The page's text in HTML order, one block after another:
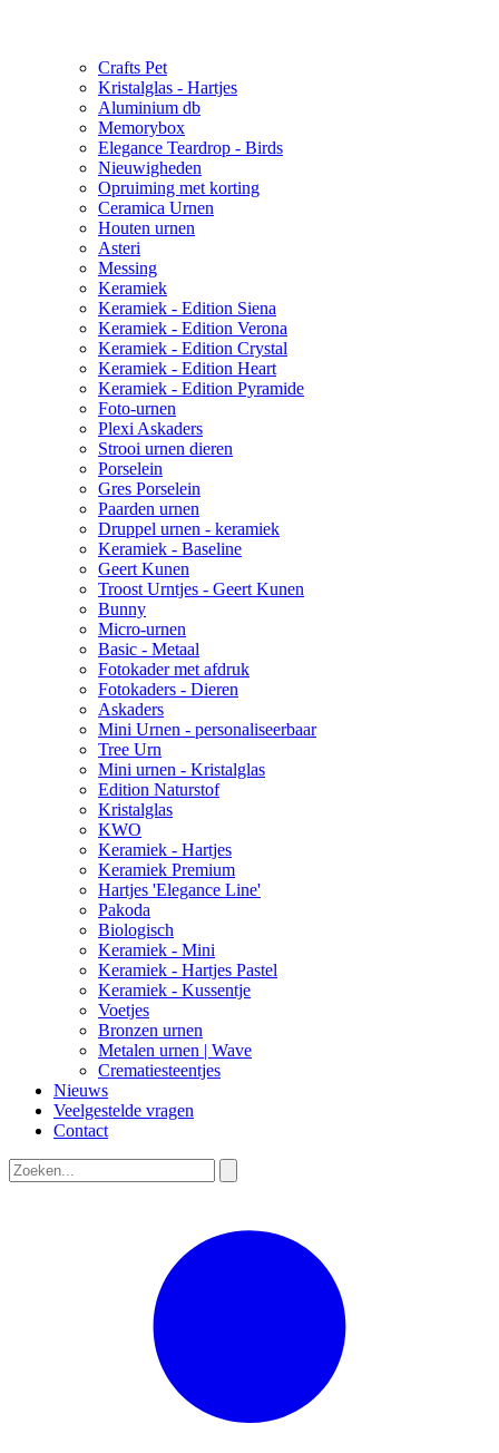
Crafts Pet
Kristalglas - Hartjes
Aluminium db
Memorybox
Elegance Teardrop - Birds
Nieuwigheden
Opruiming met korting
Ceramica Urnen
Houten urnen
Asteri
Messing
Keramiek
Keramiek - Edition Siena
Keramiek - Edition Verona
Keramiek - Edition Crystal
Keramiek - Edition Heart
Keramiek - Edition Pyramide
Foto-urnen
Plexi Askaders
Strooi urnen dieren
Porselein
Gres Porselein
Paarden urnen
Druppel urnen - keramiek
Keramiek - Baseline
Geert Kunen
Troost Urntjes - Geert Kunen
Bunny
Micro-urnen
Basic - Metaal
Fotokader met afdruk
Fotokaders - Dieren
Askaders
Mini Urnen - personaliseerbaar
Tree Urn
Mini urnen - Kristalglas
Edition Naturstof
Kristalglas
KWO
Keramiek - Hartjes
Keramiek Premium
Hartjes 'Elegance Line'
Pakoda
Biologisch
Keramiek - Mini
Keramiek - Hartjes Pastel
Keramiek - Kussentje
Voetjes
Bronzen urnen
Metalen urnen | Wave
Crematiesteentjes
Nieuws
Veelgestelde vragen
Contact